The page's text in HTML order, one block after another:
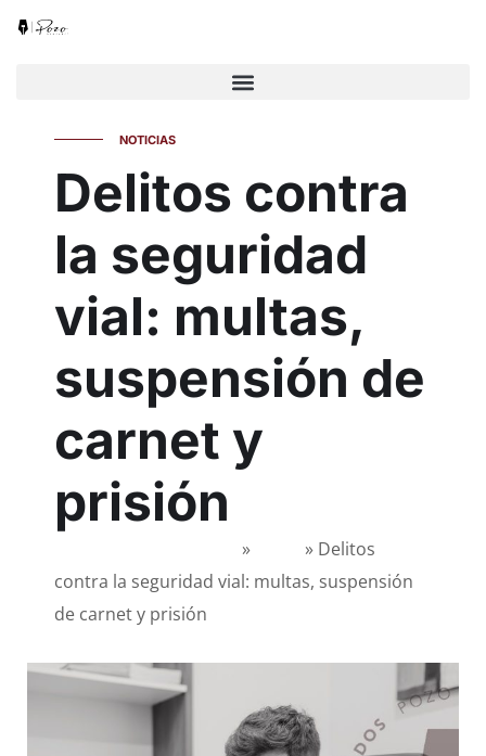
NOTICIAS
Delitos contra
la seguridad
vial: multas,
suspensión de
carnet y
prisión
» » Delitos
contra la seguridad vial: multas, suspensión
de carnet y prisión